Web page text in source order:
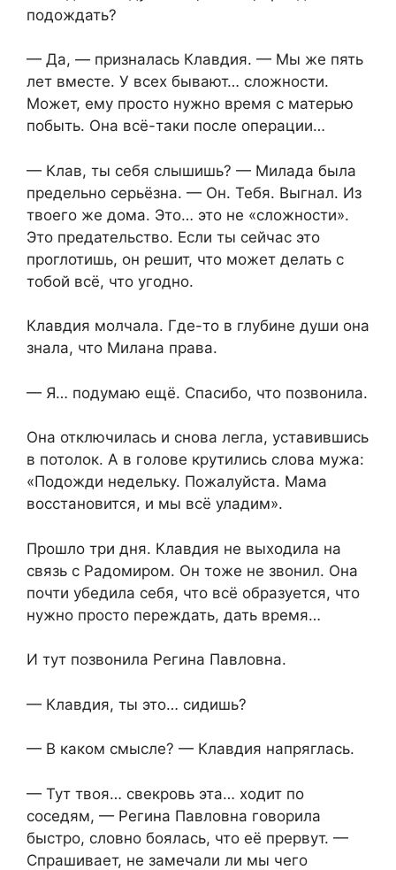
подождать?
— Да, — призналась Клавдия. — Мы же пять
лет вместе. У всех бывают… сложности.
Может, ему просто нужно время с матерью
побыть. Она всё-таки после операции…
— Клав, ты себя слышишь? — Милада была
предельно серьёзна. — Он. Тебя. Выгнал. Из
твоего же дома. Это… это не «сложности».
Это предательство. Если ты сейчас это
проглотишь, он решит, что может делать с
тобой всё, что угодно.
Клавдия молчала. Где-то в глубине души она
знала, что Милана права.
— Я… подумаю ещё. Спасибо, что позвонила.
Она отключилась и снова легла, уставившись
в потолок. А в голове крутились слова мужа:
«Подожди недельку. Пожалуйста. Мама
восстановится, и мы всё уладим».
Прошло три дня. Клавдия не выходила на
связь с Радомиром. Он тоже не звонил. Она
почти убедила себя, что всё образуется, что
нужно просто переждать, дать время…
И тут позвонила Регина Павловна.
— Клавдия, ты это… сидишь?
— В каком смысле? — Клавдия напряглась.
— Тут твоя… свекровь эта… ходит по
соседям, — Регина Павловна говорила
быстро, словно боялась, что её прервут. —
Спрашивает, не замечали ли мы чего